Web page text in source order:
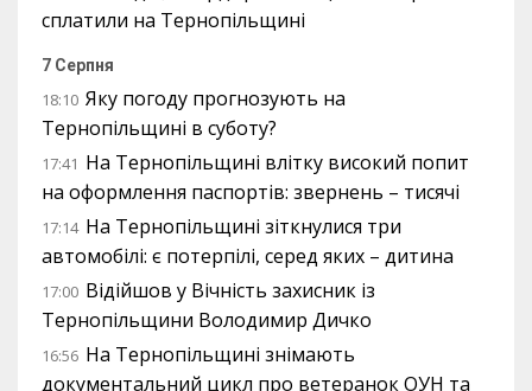
сплатили на Тернопільщині
7 Серпня
18:10 Яку погоду прогнозують на
Тернопільщині в суботу?
17:41 На Тернопільщині влітку високий попит
на оформлення паспортів: звернень – тисячі
17:14 На Тернопільщині зіткнулися три
автомобілі: є потерпілі, серед яких – дитина
17:00 Відійшов у Вічність захисник із
Тернопільщини Володимир Дичко
16:56 На Тернопільщині знімають
документальний цикл про ветеранок ОУН та